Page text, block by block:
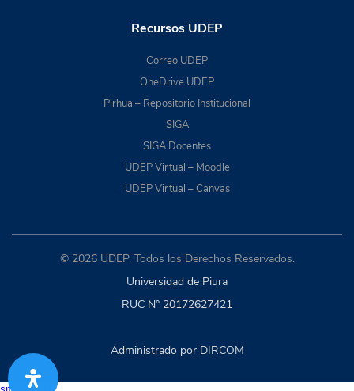
Recursos UDEP
Correo UDEP
OneDrive UDEP
Pirhua – Repositorio Institucional
SIGA
SIGA Docentes
UDEP Virtual – Moodle
UDEP Virtual – Canvas
© 2026 UDEP. Todos los Derechos Reservados.
Universidad de Piura
RUC N° 20172627421
Administrado por DIRCOM